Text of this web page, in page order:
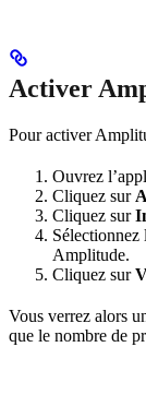
Activer
Pour activer
Ouvrez
Cliquez sur
Cliquez sur
Sélectionnez
Amplitude.
Cliquez sur
Vous verrez alors
que le nombre de